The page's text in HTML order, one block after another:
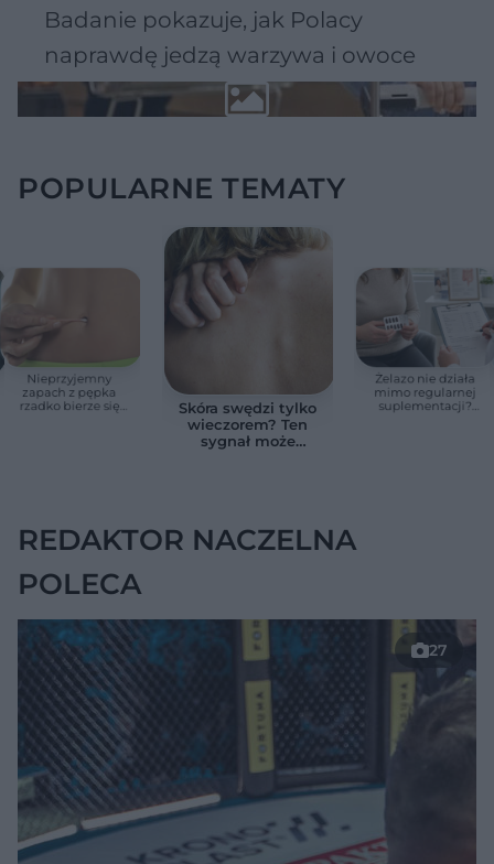
Badanie pokazuje, jak Polacy
naprawdę jedzą warzywa i owoce
POPULARNE TEMATY
Nieprzyjemny
zapach z pępka
rzadko bierze się
Skóra swędzi tylko
wieczorem? Ten
sygnał może
Żelazo nie działa
mimo regularnej
suplementacji?
REDAKTOR NACZELNA
POLECA
27